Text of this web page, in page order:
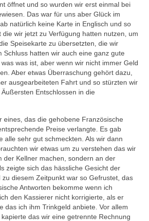
öffnet und so wurden wir erst einmal bei
Das war für uns aber Glück im
natürlich keine Karte in Englisch und so
die wir jetzt zu Verfügung hatten nutzen, um
Speisekarte zu übersetzten, die wir
Schluss hatten wir auch eine ganz gute
was ist, aber wenn wir nicht immer Geld
Aber etwas Überraschung gehört dazu,
ausgearbeiteten Fahrt und so stürzten wir
Entschlossen in die
eines, das die gehobene Französische
Preise verlangte. Es gab
alle sehr gut schmeckten. Als wir dann
wir etwas um zu verstehen das wir
der Kellner machen, sondern an der
zeigte sich das hässliche Gesicht der
diesem Zeitpunkt war so Gefrustet, das
Antworten bekomme wenn ich
den Kassierer nicht korrigierte, als er
das ich ihm Trinkgeld anbiete. Vor allem
das wir eine getrennte Rechnung